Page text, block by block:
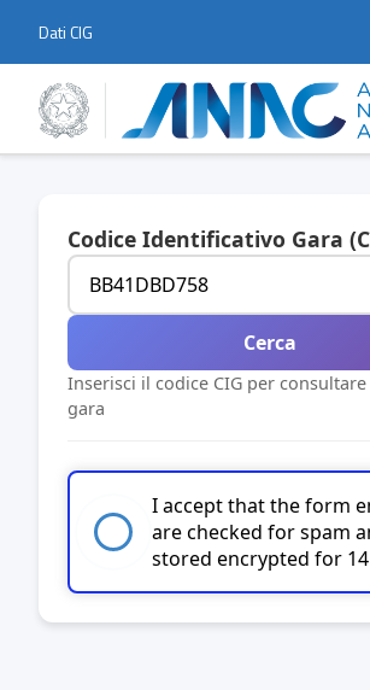
Dati CIG
Codice Identificativo Gara
Cerca
Inserisci il codice CIG per
gara
I accept that the form
are checked for spam
stored encrypted for 14